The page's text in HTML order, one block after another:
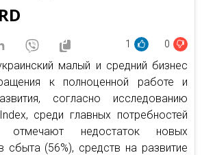
1 0
малый и средний бизнес
к полноценной работе и
согласно исследованию
среди главных потребностей
отмечают недостаток новых
сбыта (56%), средств на развитие